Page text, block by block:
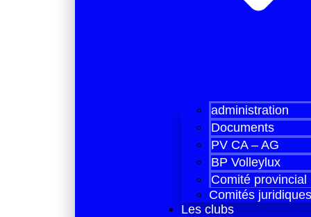
administration
Documents
PV CA – AG
BP Volleylux
Comité provincial
Comités juridiques
Les clubs